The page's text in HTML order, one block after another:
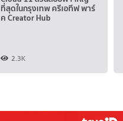
ที่สุดในกรุงเทพ ครีเอทีฟ พาร์
ค Creator Hub
2.3K